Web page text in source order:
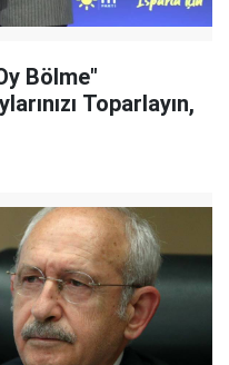
Bölme"
Toparlayın,